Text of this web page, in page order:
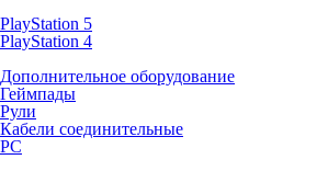
PlayStation 5
PlayStation 4
Дополнительное оборудование
Геймпады
Рули
Кабели соединительные
PC